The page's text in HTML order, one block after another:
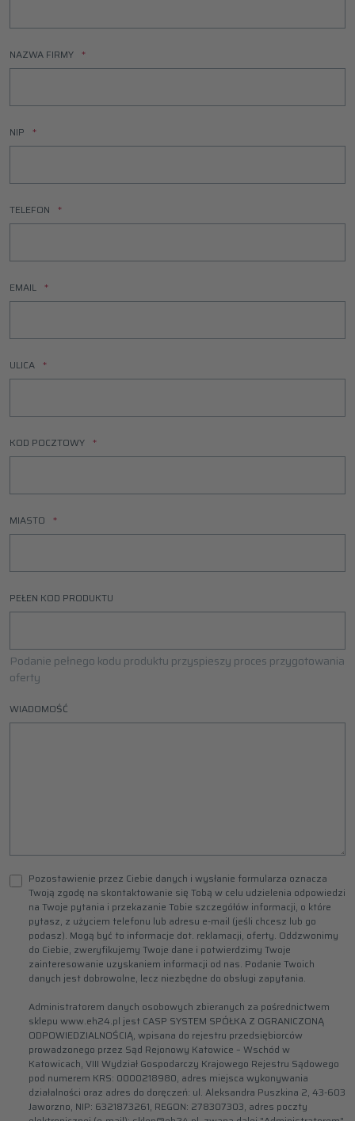
NAZWA FIRMY
NIP
TELEFON
EMAIL
ULICA
KOD POCZTOWY
MIASTO
PEŁEN KOD PRODUKTU
Podanie pełnego kodu produktu przyspieszy proces przygotowania
oferty
WIADOMOŚĆ
Pozostawienie przez Ciebie danych i wysłanie formularza oznacza
Twoją zgodę na skontaktowanie się Tobą w celu udzielenia odpowiedzi
na Twoje pytania i przekazanie Tobie szczegółów informacji, o które
pytasz, z użyciem telefonu lub adresu e-mail (jeśli chcesz lub go
podasz). Mogą być to informacje dot. reklamacji, oferty. Oddzwonimy
do Ciebie, zweryfikujemy Twoje dane i potwierdzimy Twoje
zainteresowanie uzyskaniem informacji od nas. Podanie Twoich
danych jest dobrowolne, lecz niezbędne do obsługi zapytania.
Administratorem danych osobowych zbieranych za pośrednictwem
sklepu www.eh24.pl jest CASP SYSTEM SPÓŁKA Z OGRANICZONĄ
ODPOWIEDZIALNOŚCIĄ, wpisana do rejestru przedsiębiorców
prowadzonego przez Sąd Rejonowy Katowice – Wschód w
Katowicach, VIII Wydział Gospodarczy Krajowego Rejestru Sądowego
pod numerem KRS: 0000218980, adres miejsca wykonywania
działalności oraz adres do doręczeń: ul. Aleksandra Puszkina 2, 43-603
Jaworzno, NIP: 6321873261, REGON: 278307303, adres poczty